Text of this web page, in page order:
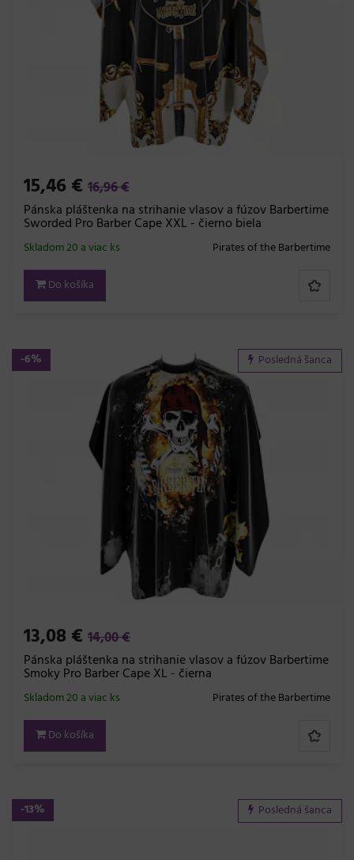
15,46 € 16,96 €
Pánska pláštenka na strihanie vlasov a fúzov Barbertime
Sworded Pro Barber Cape XXL - čierno biela
Pirates of the Barbertime
Skladom 20 a viac ks
Do košíka
-6% Posledná šanca
13,08 € 14,00 €
Pánska pláštenka na strihanie vlasov a fúzov Barbertime
Smoky Pro Barber Cape XL - čierna
Pirates of the Barbertime
Skladom 20 a viac ks
Do košíka
-13% Posledná šanca